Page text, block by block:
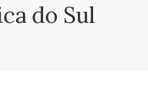
do Sul